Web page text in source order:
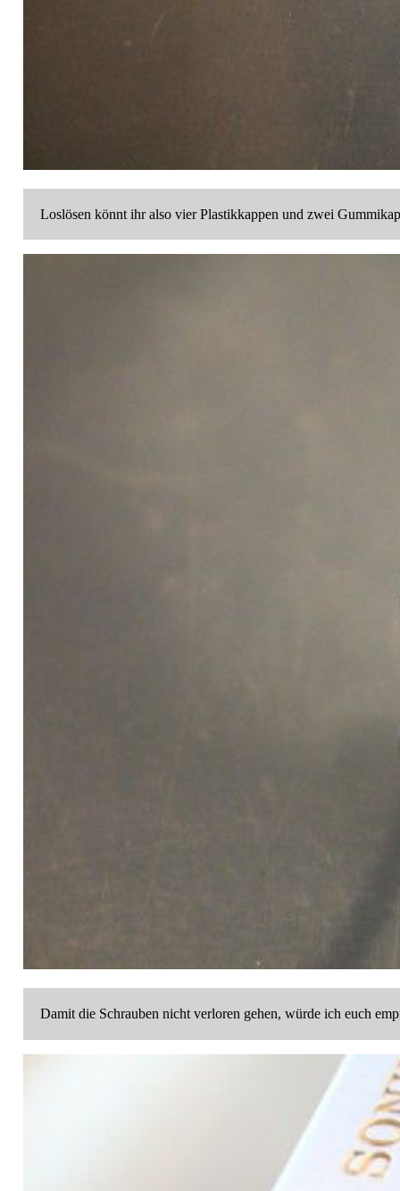
Loslösen könnt ihr also vier Plastikkappen und zwei
Damit die Schrauben nicht verloren gehen, würde ich euch